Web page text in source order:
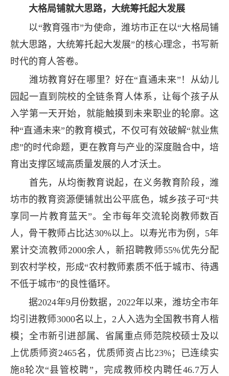
大格局铺就大思路，大统筹托起大发展
以“教育强市”为使命，潍坊市正在以“大格局铺
就大思路，大统筹托起大发展”的核心理念，书写新
时代的育人答卷。
潍坊教育好在哪里？好在“直通未来”！从幼儿
园起一直到院校的全链条育人体系，让每个孩子从
入学第一天开始，就能触摸到未来职业的轮廓。这
种“直通未来”的教育模式，不仅可有效破解“就业焦
虑”的时代命题，更在教育与产业的深度融合中，培
育出支撑区域高质量发展的人才沃土。
首先，从均衡教育说起，在义务教育阶段，潍
坊市的教育资源便铺就出公平底色，城乡孩子可“共
享同一片教育蓝天”。全市每年交流轮岗教师数百
人，骨干教师占比达30%以上。以寿光市为例，5年
累计交流教师2000余人，新招聘教师55%优先分配
到农村学校，形成“农村教师素质不低于城市、待遇
不低于城市”的良性循环。
据2024年9月份数据，2022年以来，潍坊全市年
均引进教师3000名以上，2人入选为全国教书育人楷
模；全市新引进部属、省属重点师范院校硕士及以
上优质师资2465名，优质师资占比23%；已连续实
施8轮次“县管校聘”，完成教师校内聘任46.7万人